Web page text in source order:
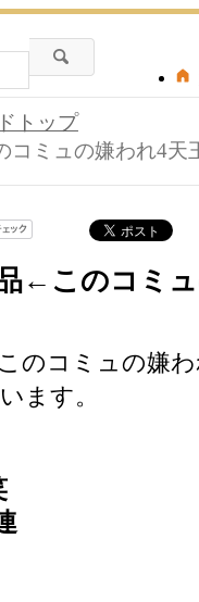
トップ
ミュの嫌われ4天
←このコミ
のコミュの嫌
ます。